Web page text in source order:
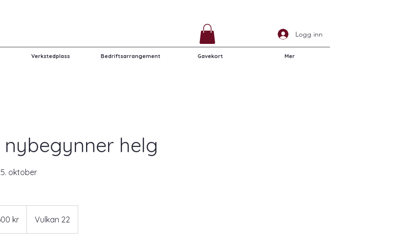
Logg inn
Verkstedplass Bedriftsarrangement Gavekort Mer
nybegynner helg
oktober
kr Vulkan 22